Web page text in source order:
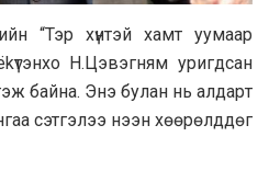
“Тэр хүнтэй хамт уумaap
Н.Цэвэгням уригдсан
байна. Энэ булан нь aлдapт
сэтгэлээ нээн хөөрөлддөг